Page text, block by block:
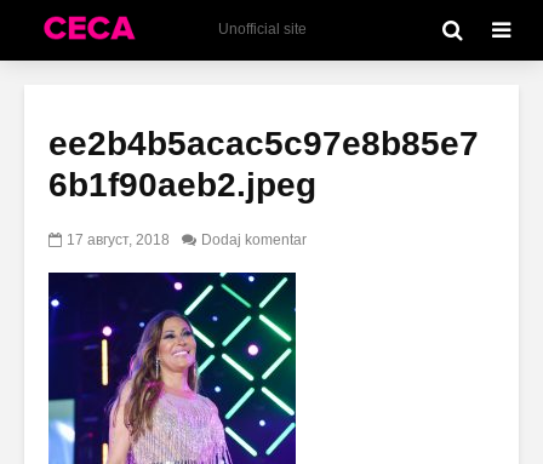
Unofficial site
ee2b4b5acac5c97e8b85e7
6b1f90aeb2.jpeg
17 август, 2018 Dodaj komentar